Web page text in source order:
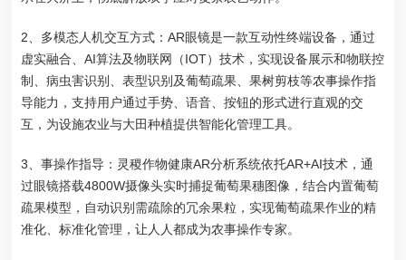
2、多模态人机交互方式：AR眼镜是一款互动性终端设备，通过
虚实融合、AI算法及物联网（IOT）技术，实现设备展示和物联控
制、病虫害识别、表型识别及葡萄疏果、果树剪枝等农事操作指
导能力，支持用户通过手势、语音、按钮的形式进行直观的交
互，为设施农业与大田种植提供智能化管理工具。
3、事操作指导：灵稷作物健康AR分析系统依托AR+AI技术，通
过眼镜搭载4800W摄像头实时捕捉葡萄果穗图像，结合内置葡萄
疏果模型，自动识别需疏除的冗余果粒，实现葡萄疏果作业的精
准化、标准化管理，让人人都成为农事操作专家。